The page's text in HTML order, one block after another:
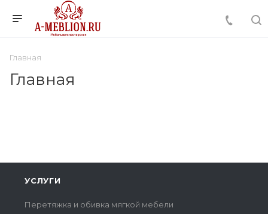
Главная
Главная
УСЛУГИ
Перетяжка и обивка мягкой мебели